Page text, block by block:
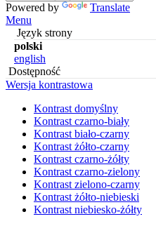
Powered by
Translate
Menu
Język strony
polski
english
Dostępność
Wersja kontrastowa
Kontrast domyślny
Kontrast czarno-biały
Kontrast biało-czarny
Kontrast żółto-czarny
Kontrast czarno-żółty
Kontrast czarno-zielony
Kontrast zielono-czarny
Kontrast żółto-niebieski
Kontrast niebiesko-żółty